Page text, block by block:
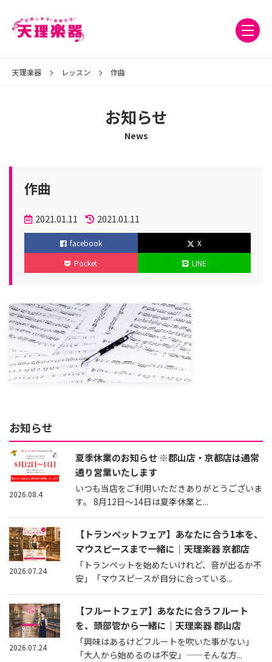
天理楽器 レッスン 作曲
お知らせ
News
作曲
投
稿
日
2021.01.11
更
新
2021.01.11
facebook
X
Pocket
LINE
お知らせ
夏季休業のお知らせ ※郡山店・京都店は通常
通り営業いたします
いつも当店をご利用いただきありがとうございま
す。 8月12日～14日は夏季休業と...
2026.08.4
【トランペットフェア】あなたに合う1本を、
マウスピースまで一緒に｜天理楽器 京都店
「トランペットを始めたいけれど、音が出るか不
安」「マウスピースが自分に合っている...
2026.07.24
【フルートフェア】あなたに合うフルート
を、頭部管から一緒に｜天理楽器 郡山店
「興味はあるけどフルートを吹いた事がない」
「大人から始めるのは不安」——そんな方...
2026.07.24